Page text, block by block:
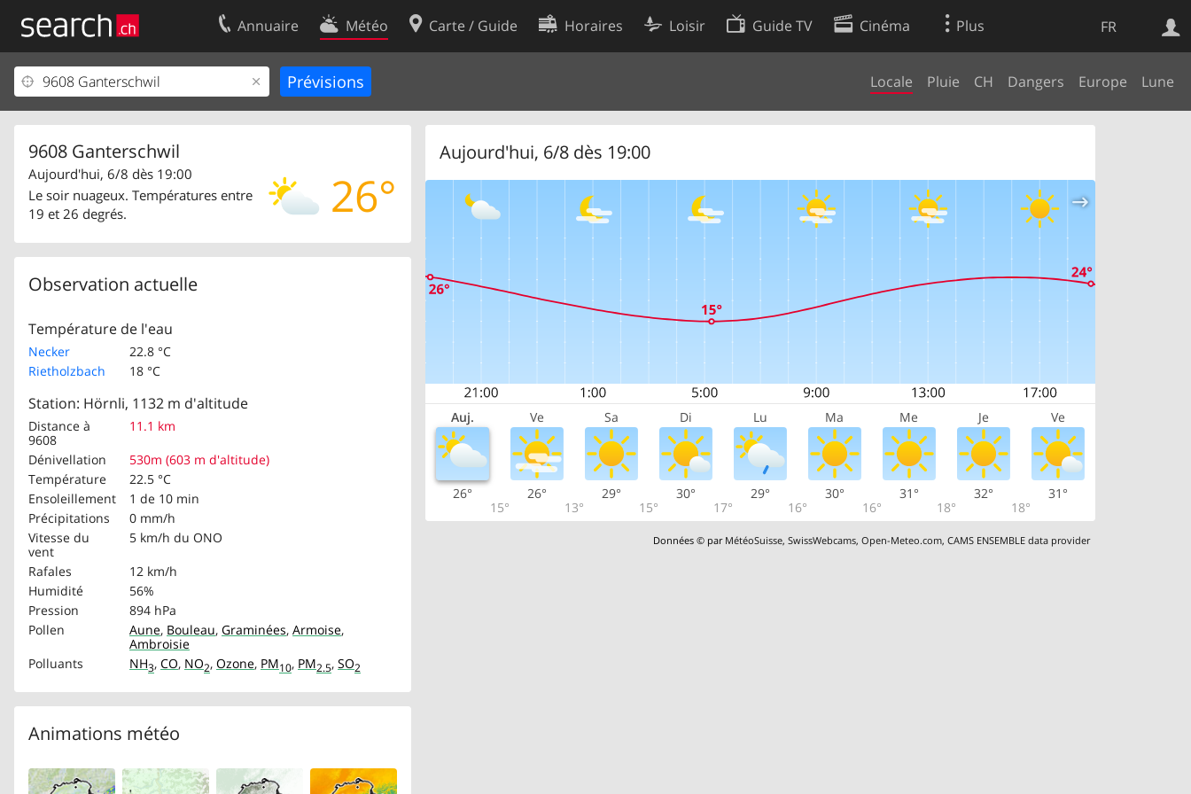
FR
Annuaire Météo Carte / Guide Horaires Loisir Guide TV Cinéma Plus
Locale Pluie CH Dangers Europe Lune
9608 Ganterschwil
26°
Aujourd'hui, 6/8 dès 19:00
Le soir nuageux. Températures entre
19 et 26 degrés.
Observation actuelle
Température de l'eau
Necker
22.8 °C
Rietholzbach
18 °C
Station: Hörnli, 1132 m d'altitude
Distance à
9608
11.1 km
Dénivellation
530m (603 m d'altitude)
Température
22.5 °C
Ensoleillement
1 de 10 min
Précipitations
0 mm/h
Vitesse du
vent
5 km/h du ONO
Rafales
12 km/h
Humidité
56%
Pression
894 hPa
Pollen
Aune, Bouleau, Graminées, Armoise,
Ambroisie
Polluants
NH3, CO, NO2, Ozone, PM10, PM2.5, SO2
Animations météo
Aujourd'hui, 6/8 dès 19:00
Auj. Ve Sa Di Lu Ma Me Je Ve
26°
15°
26°
13°
29°
15°
30°
17°
29°
16°
30°
16°
31°
18°
32°
18°
31°
Données © par MétéoSuisse,SwissWebcams,Open-Meteo.com,CAMS ENSEMBLE data provider
Web
Votre inscription
Centre clients
Contact
Conditions d’utilisation
Préférences de cookies